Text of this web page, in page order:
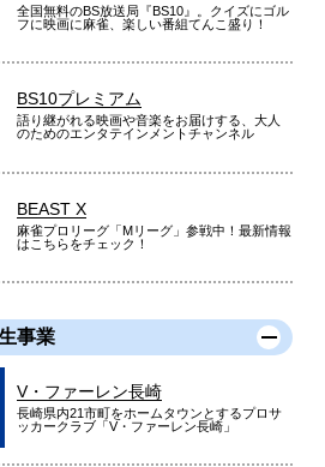
全国無料のBS放送局『BS10』。クイズにゴル
フに映画に麻雀、楽しい番組てんこ盛り！
BS10プレミアム
語り継がれる映画や音楽をお届けする、大人
のためのエンタテインメントチャンネル
BEAST X
麻雀プロリーグ「Mリーグ」参戦中！最新情報
はこちらをチェック！
事業
V・ファーレン長崎
長崎県内21市町をホームタウンとするプロサ
ッカークラブ「V・ファーレン長崎」